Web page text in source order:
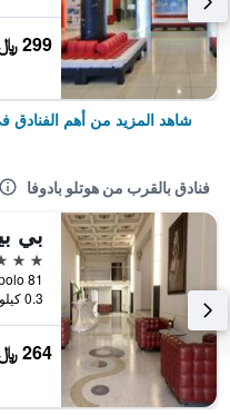
299 ﷼
شاهد المزيد من أهم الفنادق
فنادق بالقرب من هوتلو بادوفا
4 نجوم
0.3 كيلومتر عن وسط المدينة
264 ﷼